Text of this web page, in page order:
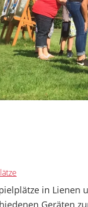
in Lienen
Geräten